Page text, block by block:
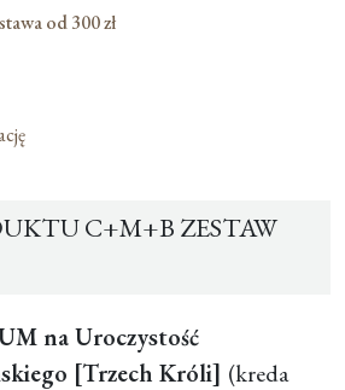
od 300 zł
C+M+B ZESTAW
na Uroczystość
[Trzech Króli] (kreda